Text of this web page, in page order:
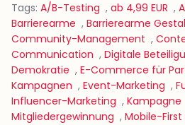
Tags: A/B-Testing , ab 4,99 EUR ,
Barrierearme , Barrierearme
Community-Management ,
Communication , Digitale
Demokratie , E-Commerce für
Kampagnen , Event-Marketing ,
Influencer-Marketing , Kampagne
Mitgliedergewinnung , Mobile-First